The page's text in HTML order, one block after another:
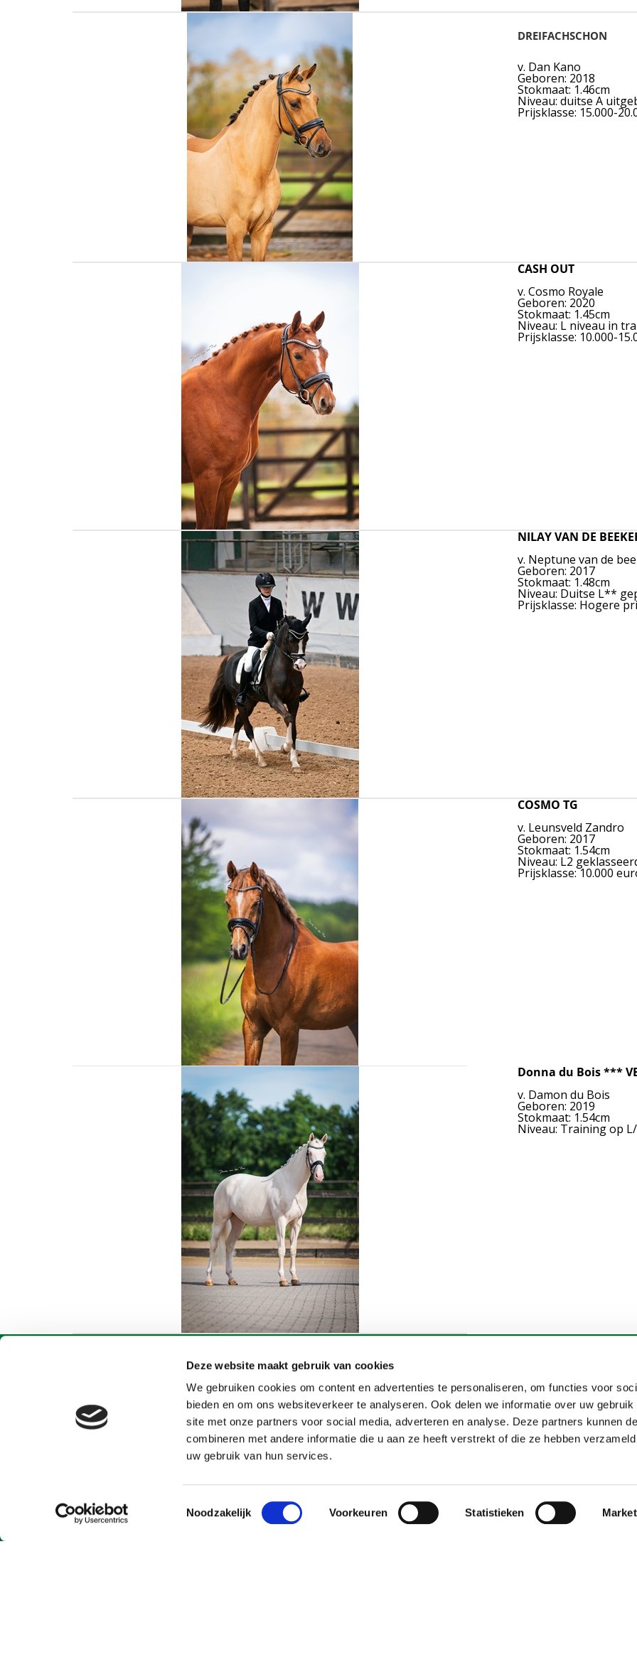
Deze website maakt gebruik van cookies
We gebruiken cookies om content en advertenties te personaliseren, om functies voor
bieden en om ons websiteverkeer te analyseren. Ook delen we informatie over uw gebruik
site met onze partners voor social media, adverteren en analyse. Deze partners kunnen
combineren met andere informatie die u aan ze heeft verstrekt of die ze hebben
uw gebruik van hun services.
Toestemmingsselectie
Noodzakelijk Voorkeuren Statistieken
DREIFACHSCHON
v. Dan Kano
Geboren: 2018
Stokmaat: 1.46cm
Niveau: duitse A
Prijsklasse: 15.000-
CASH OUT
v. Cosmo Royale
Geboren: 2020
Stokmaat: 1.45cm
Niveau: L niveau in
Prijsklasse: 10.000-
NILAY VAN DE
v. Neptune van de
Geboren: 2017
Stokmaat: 1.48cm
Niveau: Duitse L**
Prijsklasse: Hogere
COSMO TG
v. Leunsveld Zandro
Geboren: 2017
Stokmaat: 1.54cm
Niveau: L2
Prijsklasse: 10.000
Donna du Bois ***
v. Damon du Bois
Geboren: 2019
Stokmaat: 1.54cm
Niveau: Training op
Kerkweg 1
4709PA Nispen
mbdressagestables@hotmail.com
MB Dressage Stables